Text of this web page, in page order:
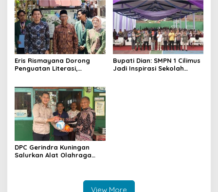
Eris Rismayana Dorong
Penguatan Literasi,
Sagaranten
Bupati Dian: SMPN 1 Cilimus
Jadi Inspirasi Sekolah
DPC Gerindra Kuningan
Salurkan Alat Olahraga
View More